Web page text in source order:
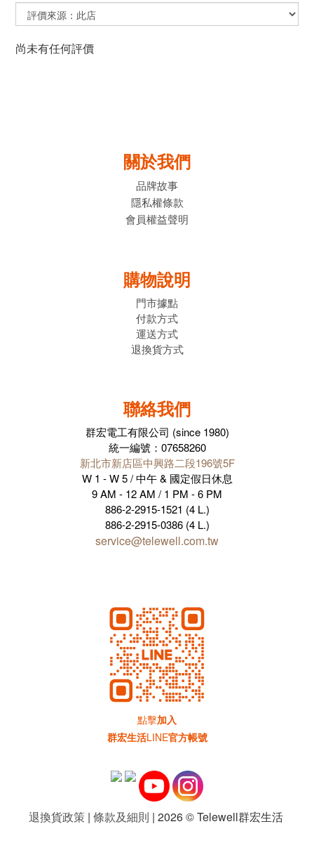
尚未有任何評價
關於我們
品牌故事
隱私權條款
會員權益聲明
購物說明
門市據點
付款方式
運送方式
退換貨方式
聯絡我們
群宏電工有限公司 (since 1980)
統一編號：07658260
新北市新店區中興路二段196號5F
W 1 - W 5 / 中午 & 國定假日休息
9 AM - 12 AM / 1 PM - 6 PM
886-2-2915-1521 (4 L.)
886-2-2915-0386 (4 L.)
service@telewell.com.tw
點擊加入
群宏生活LINE官方帳號
退換貨政策| 條款及細則 | 2026 © Telewell群宏生活